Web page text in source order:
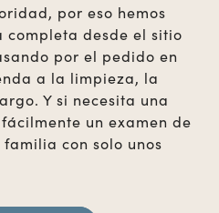
por eso hemos
completa desde el sitio
por el pedido en
a la limpieza, la
Y si necesita una
un examen de
con solo unos